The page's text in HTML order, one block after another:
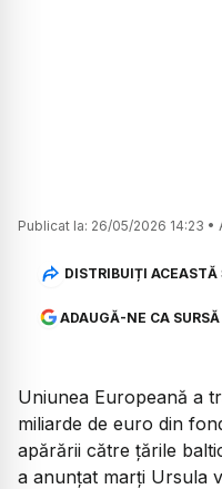
Publicat la: 26/05/2026 14:23 •
DISTRIBUIȚI ACEASTĂ
ADAUGĂ-NE CA
Uniunea Europeană a
miliarde de euro din
apărării către țările
a anunțat marți Ursula